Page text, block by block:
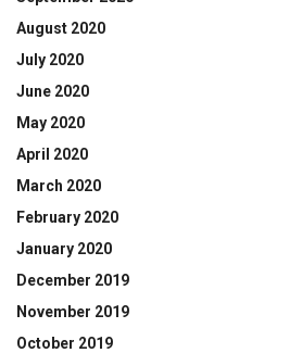
August 2020
July 2020
June 2020
May 2020
April 2020
March 2020
February 2020
January 2020
December 2019
November 2019
October 2019